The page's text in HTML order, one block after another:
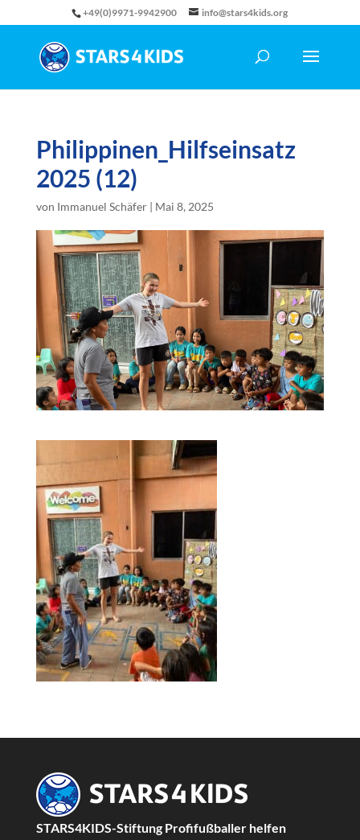
+49(0)9971-9942900 info@stars4kids.org
Philippinen_Hilfseinsatz
2025 (12)
von Immanuel Schäfer| Mai 8, 2025
STARS4KIDS-Stiftung Profifußballer helfen